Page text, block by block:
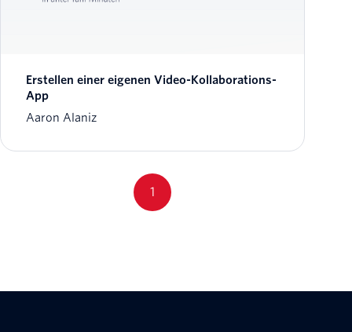
Erstellen einer eigenen Video-Kollaborations-
App
Aaron Alaniz
1